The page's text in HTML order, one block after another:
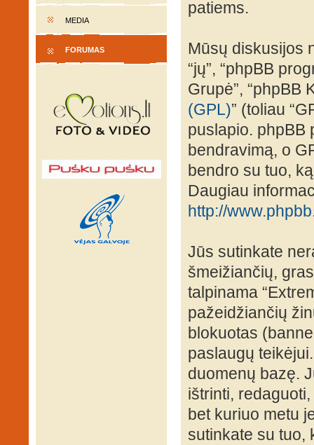
MEDIA
FORUMAS
patiems.
Mūsų diskusijos
“jų”, “phpBB
Grupė”, “phpBB
(GPL)” (toliau
puslapio. phpBB
bendravimą, o
bendro su tuo,
Daugiau
http://
Jūs sutinkate
šmeižiančių,
talpinama
pažeidžiančių
blokuotas
paslaugų
duomenų bazę.
ištrinti,
bet kuriuo metu
sutinkate su tuo,